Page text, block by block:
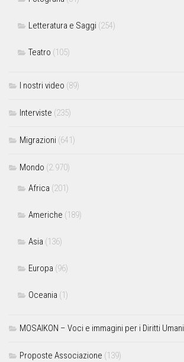
Letteratura e Saggi (254)
Teatro (105)
I nostri video (89)
Interviste (235)
Migrazioni (641)
Mondo (2.970)
Africa (201)
Americhe (189)
Asia (136)
Europa (96)
Oceania (1)
MOSAIKON – Voci e immagini per i Diritti Umani
Proposte Associazione (139)